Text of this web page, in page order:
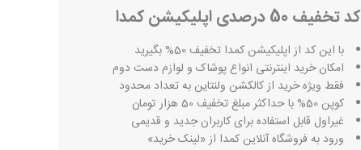
کد تخفیف 50 درصدی اپلیکیشن کمدا
با این کد از اپلیکیشن کمدا تخفیف 50% بگیرید
امکان خرید اینترنتی انواع پوشاک و لوازم دست دوم
فقط ویژه خرید از کالکشن ولنتاین به تعداد محدود
کوپن 50% با حداکثر مبلغ تخفیف 50 هزار تومان
غیراول قابل استفاده برای کاربران جدید و قدیمی
ورود به فروشگاه آنلاین کمدا از «لینک خرید»